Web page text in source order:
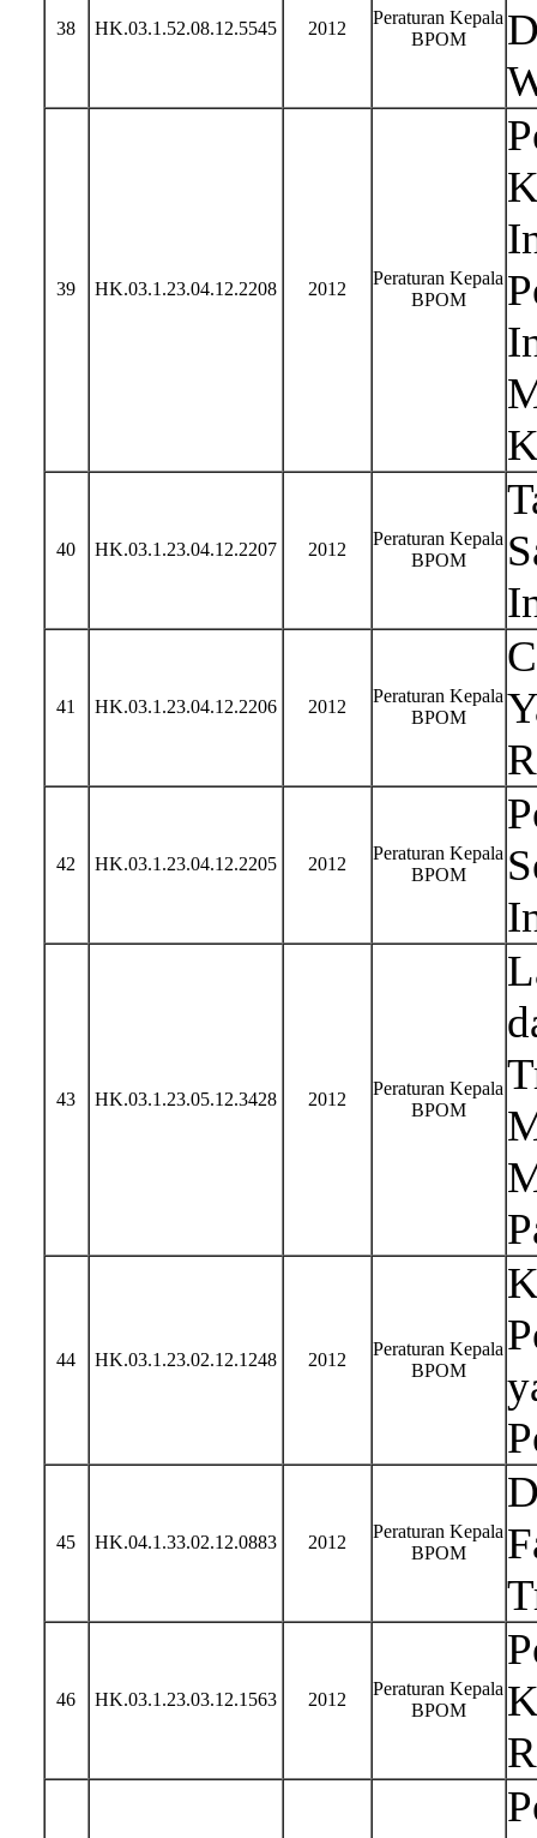
38 HK.03.1.52.08.12.5545 2012
Peraturan Kepala
BPOM
39 HK.03.1.23.04.12.2208 2012
Peraturan Kepala
BPOM
40 HK.03.1.23.04.12.2207 2012
Peraturan Kepala
BPOM
41 HK.03.1.23.04.12.2206 2012
Peraturan Kepala
BPOM
42 HK.03.1.23.04.12.2205 2012
Peraturan Kepala
BPOM
43 HK.03.1.23.05.12.3428 2012
Peraturan Kepala
BPOM
44 HK.03.1.23.02.12.1248 2012
Peraturan Kepala
BPOM
45 HK.04.1.33.02.12.0883 2012
Peraturan Kepala
BPOM
46 HK.03.1.23.03.12.1563 2012
Peraturan Kepala
BPOM